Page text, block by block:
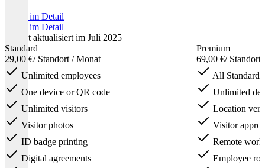
Preise im Detail
Preise im Detail
Zuletzt aktualisiert im Juli 2025
Standard
29,00 €/ Standort / Monat
Unlimited employees
One device or QR code
Unlimited visitors
Visitor photos
ID badge printing
Digital agreements
Premium
69,00 €/ Standort
All Standard
Unlimited
Location
Visitor
Remote
Employee